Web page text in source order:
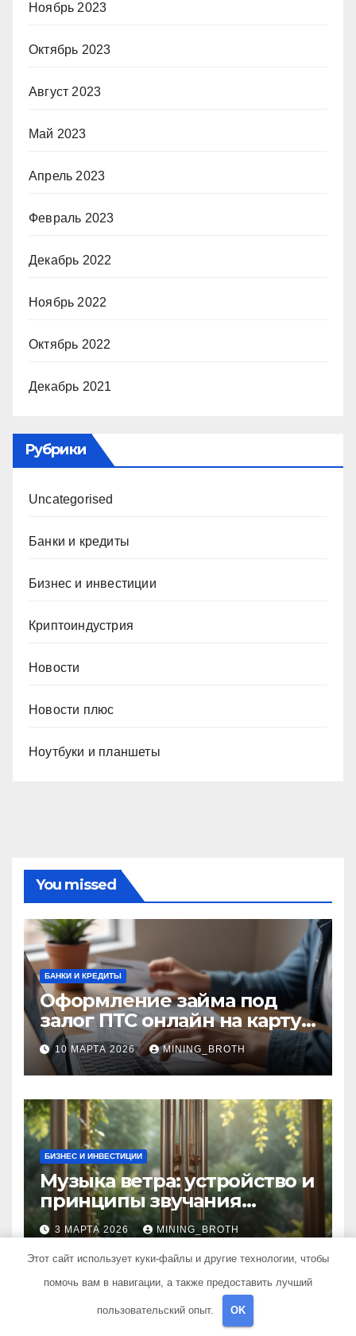
Ноябрь 2023
Октябрь 2023
Август 2023
Май 2023
Апрель 2023
Февраль 2023
Декабрь 2022
Ноябрь 2022
Октябрь 2022
Декабрь 2021
Рубрики
Uncategorised
Банки и кредиты
Бизнес и инвестиции
Криптоиндустрия
Новости
Новости плюс
Ноутбуки и планшеты
You missed
БАНКИ И КРЕДИТЫ
Оформление займа под
залог ПТС онлайн на карту
без визита в офис: порядок,
требования и документы
10 МАРТА 2026 MINING_BROTH
БИЗНЕС И ИНВЕСТИЦИИ
Музыка ветра: устройство и
принципы звучания
колокольчиков
3 МАРТА 2026 MINING_BROTH
Этот сайт использует куки-файлы и другие технологии, чтобы
помочь вам в навигации, а также предоставить лучший
пользовательский опыт. OK